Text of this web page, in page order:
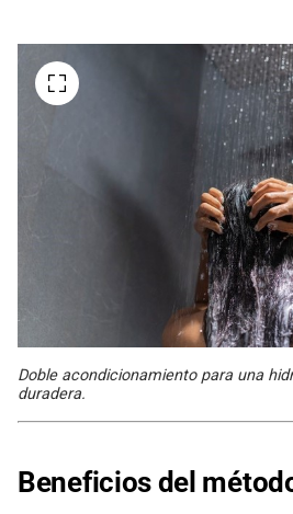
Doble acondicionamiento para una
duradera.
Beneficios del